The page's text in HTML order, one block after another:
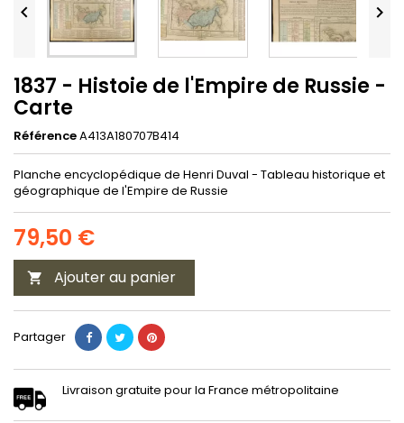
 
1837 - Histoie de l'Empire de Russie -
Carte
RéférenceA413A180707B414
Planche encyclopédique de Henri Duval - Tableau historique et
géographique de l'Empire de Russie
79,50 €
 Ajouter au panier
Partager
Livraison gratuite pour la France métropolitaine